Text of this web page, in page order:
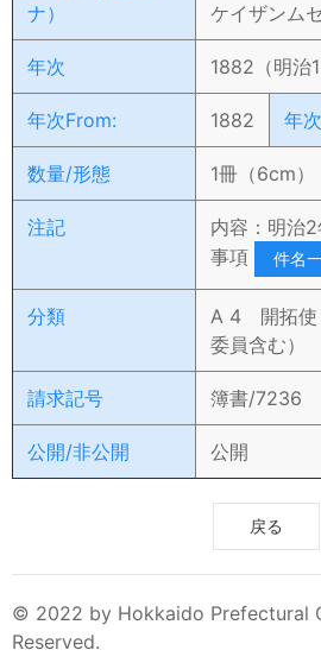
ナ）
ケイザンム
年次 1882（明治
年次From: 1882 年
数量/形態 1冊（6cm
注記
内容：明治
事項
件名
分類
A 4 開拓使
委員含む）
請求記号 簿書/7236
公開/非公開 公開
戻る
© 2022 by Hokkaido Prefectural
Reserved.